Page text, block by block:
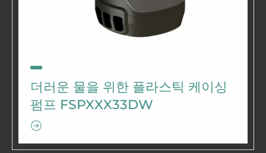
더러운 물을 위한 플라스틱 케이싱
펌프 FSPXXX33DW